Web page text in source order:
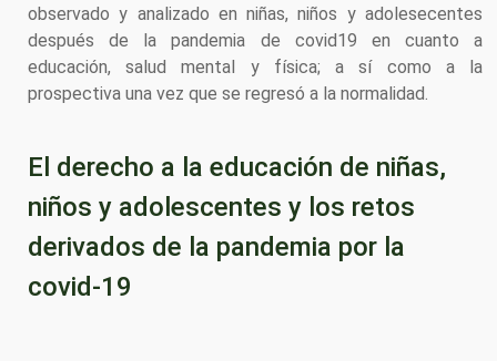
observado y analizado en niñas, niños y adolesecentes
después de la pandemia de covid19 en cuanto a
educación, salud mental y física; a sí como a la
prospectiva una vez que se regresó a la normalidad.
El derecho a la educación de niñas,
niños y adolescentes y los retos
derivados de la pandemia por la
covid-19